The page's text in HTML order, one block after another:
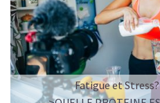
Imaginez un caramel
frappé crémeux, sans
protéines végétales.
C’est la boisson plaisir
réconcilie dessert glacé et
Fatigue et